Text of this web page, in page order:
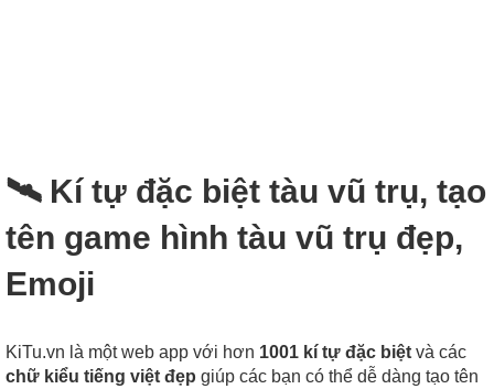
🛰️ Kí tự đặc biệt tàu vũ trụ, tạo
tên game hình tàu vũ trụ đẹp,
Emoji
KiTu.vn là một web app với hơn 1001 kí tự đặc biệt và các
chữ kiểu tiếng việt đẹp giúp các bạn có thể dễ dàng tạo tên